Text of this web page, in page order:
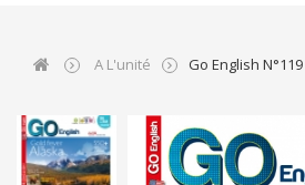
A L'unité Go English N°119